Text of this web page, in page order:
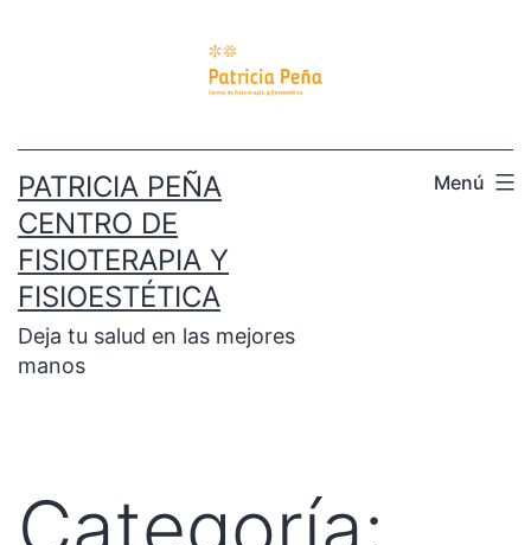
PATRICIA PEÑA
CENTRO DE
FISIOTERAPIA Y
FISIOESTÉTICA
Deja tu salud en las mejores
manos
Menú